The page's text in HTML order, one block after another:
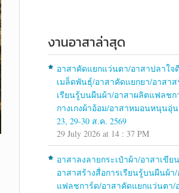
งานอาสาล่าสุด
อาสาคัดแยกแว่นตา/อาสาปลาใจ
เมล็ดพันธุ์/อาสาคัดแยกยา/อาสาส
เรียนรู้บนผืนผ้า/อาสาผลิตแฟลชก
กางเกงผ้าอ้อม/อาสาหมอนหนุนอุ่
23, 29-30 ส.ค. 2569
29 July 2026 at 14 : 37 PM
อาสาลงลายกระเป๋าผ้า/อาสาเขี
อาสาสร้างสื่อการเรียนรู้บนผืนผ้า
แฟลชการ์ด/อาสาคัดแยกแว่นตา/